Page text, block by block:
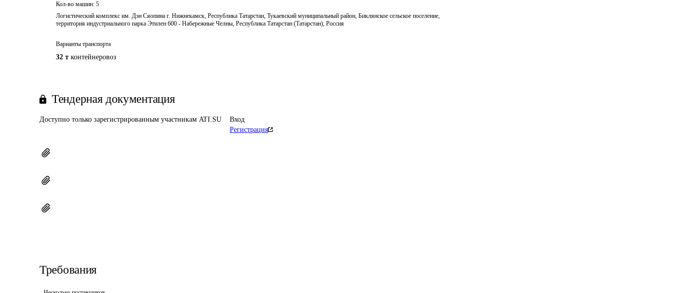
Кол-во машин: 5
Логистический комплекс им. Дэн Сяопина г. Нижнекамск, Республика Татарстан, Тукаевский муниципальный район, Биклянское сельское поселение,
территория индустриального парка Этилен 600 - Набережные Челны, Республика Татарстан (Татарстан), Россия
Варианты транспорта
32 т контейнеровоз
Тендерная документация
Доступно только зарегистрированным участникам ATI.SU
Вход
Регистрация
Требования